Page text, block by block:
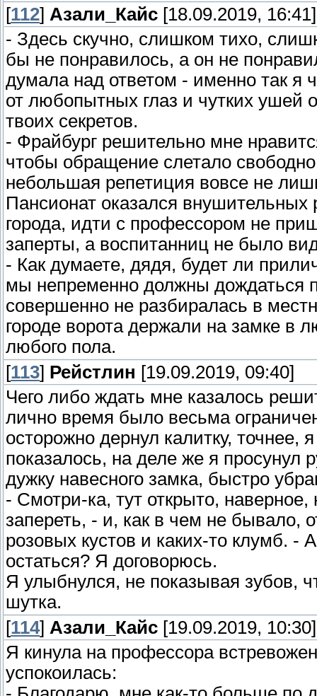
[112] Азали_Кайс [18.09.2019, 16:41]
- Здесь скучно, слишком тихо,
бы не понравилось, а он не
думала над ответом - именно так я
от любопытных глаз и чутких ушей
твоих секретов.
- Фрайбург решительно мне
чтобы обращение слетало
небольшая репетиция вовсе не
Пансионат оказался
города, идти с профессором не
заперты, а воспитанниц не было
- Как думаете, дядя, будет ли
мы непременно должны дождаться
совершенно не разбиралась в
городе ворота держали на замке в
любого пола.
[113] Рейстлин [19.09.2019, 09:40]
Чего либо ждать мне казалось
лично время было весьма
осторожно дернул калитку, точнее,
показалось, на деле же я просунул
дужку навесного замка, быстро
- Смотри-ка, тут открыто,
запереть, - и, как в чем не бывало,
розовых кустов и каких-то клумб. -
остаться? Я договорюсь.
Я улыбнулся, не показывая зубов,
шутка.
[114] Азали_Кайс [19.09.2019, 10:30]
Я кинула на профессора
успокоилась: